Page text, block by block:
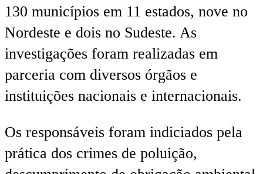
130 municípios em 11 estados, nove no
Nordeste e dois no Sudeste. As
investigações foram realizadas em
parceria com diversos órgãos e
instituições nacionais e internacionais.
Os responsáveis foram indiciados pela
prática dos crimes de poluição,